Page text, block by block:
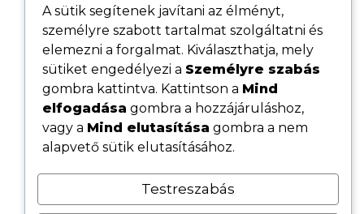
Hasznos linkek
Adatvédelmi tájékoztató
Cookie tájékoztató
A sütik segítenek javítani az élményt,
személyre szabott tartalmat szolgáltatni és
elemezni a forgalmat. Kiválaszthatja, mely
sütiket engedélyezi a Személyre szabás
gombra kattintva. Kattintson a Mind
elfogadása gombra a hozzájáruláshoz,
vagy a Mind elutasítása gombra a nem
alapvető sütik elutasításához.
Testreszabás